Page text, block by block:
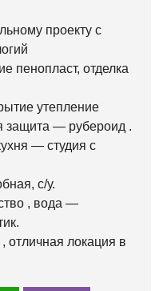
проекту с
пенопласт, отделка
утепление
защита — рубероид .
— студия с
с/у.
, вода —
отличная локация в